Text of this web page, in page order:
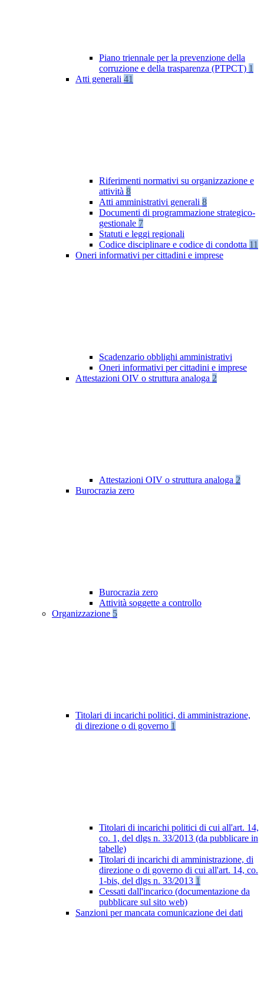
Piano triennale per la prevenzione della
corruzione e della trasparenza (PTPCT) 1
Atti generali 41
Riferimenti normativi su organizzazione e
attività 8
Atti amministrativi generali 8
Documenti di programmazione strategico-
gestionale 7
Statuti e leggi regionali
Codice disciplinare e codice di condotta 11
Oneri informativi per cittadini e imprese
Scadenzario obblighi amministrativi
Oneri informativi per cittadini e imprese
Attestazioni OIV o struttura analoga 2
Attestazioni OIV o struttura analoga 2
Burocrazia zero
Burocrazia zero
Attività soggette a controllo
Organizzazione 5
Titolari di incarichi politici, di amministrazione,
di direzione o di governo 1
Titolari di incarichi politici di cui all'art. 14,
co. 1, del dlgs n. 33/2013 (da pubblicare in
tabelle)
Titolari di incarichi di amministrazione, di
direzione o di governo di cui all'art. 14, co.
1-bis, del dlgs n. 33/2013 1
Cessati dall'incarico (documentazione da
pubblicare sul sito web)
Sanzioni per mancata comunicazione dei dati